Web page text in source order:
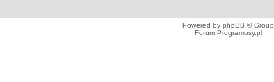
Powered by phpBB © Group
Forum Programosy.pl